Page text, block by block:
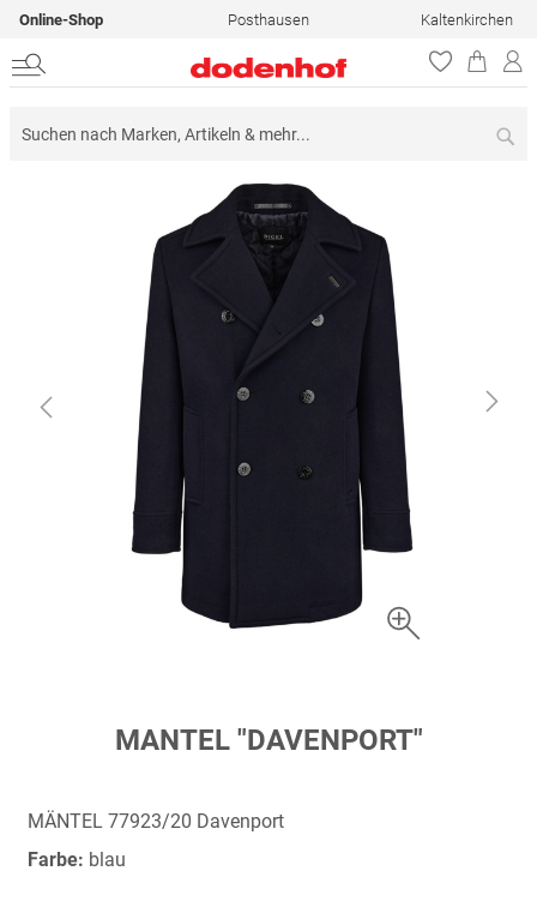
Online-Shop Posthausen Kaltenkirchen
springen
MANTEL "DAVENPORT"
MÄNTEL 77923/20 Davenport
Farbe: blau